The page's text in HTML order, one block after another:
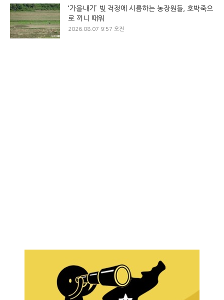
‘가을내기’ 빚 걱정에 시름하는 농장원들, 호박죽으
로 끼니 때워
2026.08.07 9:57 오전